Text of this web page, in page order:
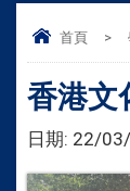
首頁 >
香港文
日期: 22/